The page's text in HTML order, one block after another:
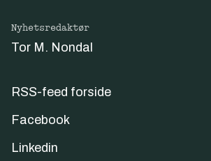
Nyhetsredaktør
Tor M. Nondal
RSS-feed forside
Facebook
Linkedin